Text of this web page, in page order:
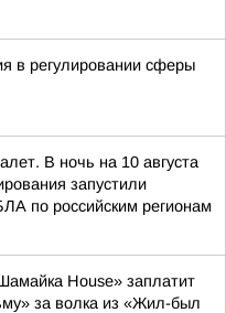
в регулировании сферы
В ночь на 10 августа
запустили
по российским регионам
House» заплатит
за волка из «Жил-был